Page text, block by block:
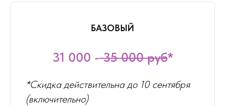
БАЗОВЫЙ
31 000 -35000 руб*
*Скидка действительна до 10 сентября
(включительно)